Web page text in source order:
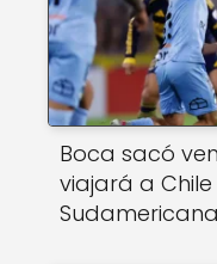
Boca sacó
viajará a
Sudamericana